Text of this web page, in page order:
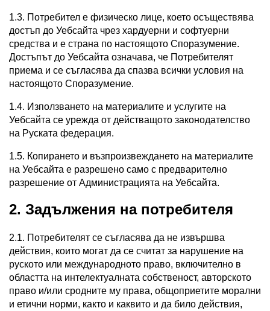
1.3. Потребител е физическо лице, което осъществява
достъп до Уебсайта чрез хардуерни и софтуерни
средства и е страна по настоящото Споразумение.
Достъпът до Уебсайта означава, че Потребителят
приема и се съгласява да спазва всички условия на
настоящото Споразумение.
1.4. Използването на материалите и услугите на
Уебсайта се урежда от действащото законодателство
на Руската федерация.
1.5. Копирането и възпроизвеждането на материалите
на Уебсайта е разрешено само с предварително
разрешение от Администрацията на Уебсайта.
2. Задължения на потребителя
2.1. Потребителят се съгласява да не извършва
действия, които могат да се считат за нарушение на
руското или международното право, включително в
областта на интелектуалната собственост, авторското
право и/или сродните му права, общоприетите морални
и етични норми, както и каквито и да било действия,